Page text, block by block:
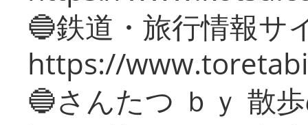
🔵鉄道・旅行情報サ
https://
🔵さんたつ ｂｙ 散